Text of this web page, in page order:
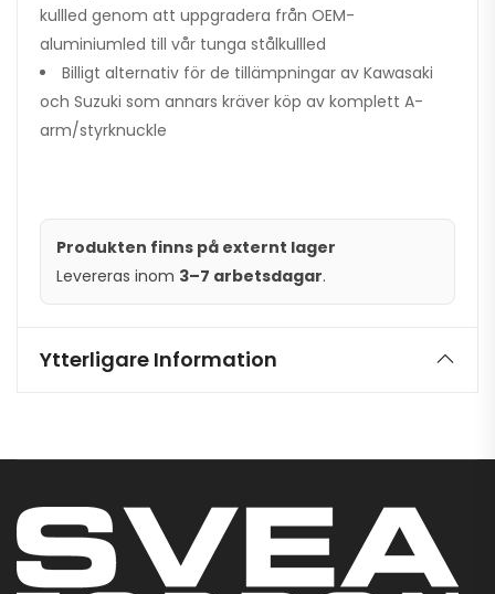
kullled genom att uppgradera från OEM-
aluminiumled till vår tunga stålkullled
Billigt alternativ för de tillämpningar av Kawasaki
och Suzuki som annars kräver köp av komplett A-
arm/styrknuckle
Produkten finns på externt lager
Levereras inom 3–7 arbetsdagar.
Ytterligare Information